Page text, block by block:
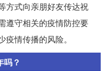
方式向亲朋好友传达祝
遵守相关的疫情防控要
情传播的风险。
吗？